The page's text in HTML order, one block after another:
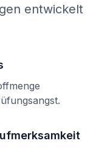
entwickelt